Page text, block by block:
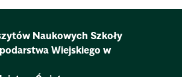
Naukowych Szkoły
Wiejskiego w